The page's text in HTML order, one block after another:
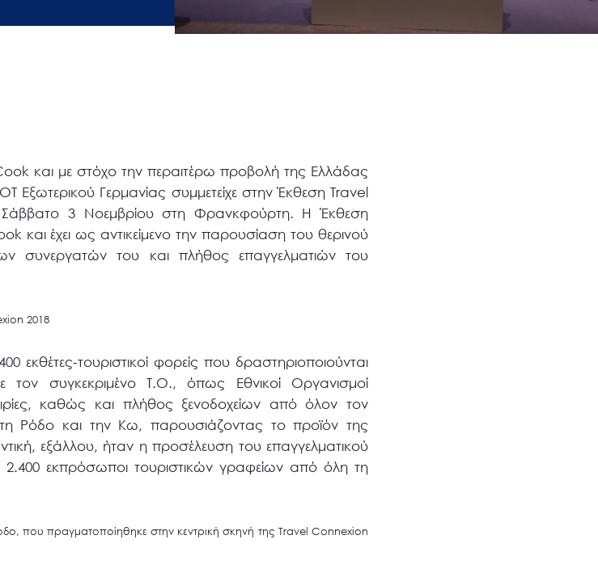
και με στόχο την περαιτέρω προβολή της Ελλάδας
Εξωτερικού Γερμανίας συμμετείχε στην Έκθεση Travel
3 Νοεμβρίου στη Φρανκφούρτη. Η Έκθεση
και έχει ως αντικείμενο την παρουσίαση του θερινού
συνεργατών του και πλήθος επαγγελματιών του
2018
εκθέτες-τουριστικοί φορείς που δραστηριοποιούνται
τον συγκεκριμένο Τ.Ο., όπως Εθνικοί Οργανισμοί
καθώς και πλήθος ξενοδοχείων από όλον τον
Ρόδο και την Κω, παρουσιάζοντας το προϊόν της
εξάλλου, ήταν η προσέλευση του επαγγελματικού
εκπρόσωποι τουριστικών γραφείων από όλη τη
που πραγματοποίηθηκε στην κεντρική σκηνή της Travel Connexion